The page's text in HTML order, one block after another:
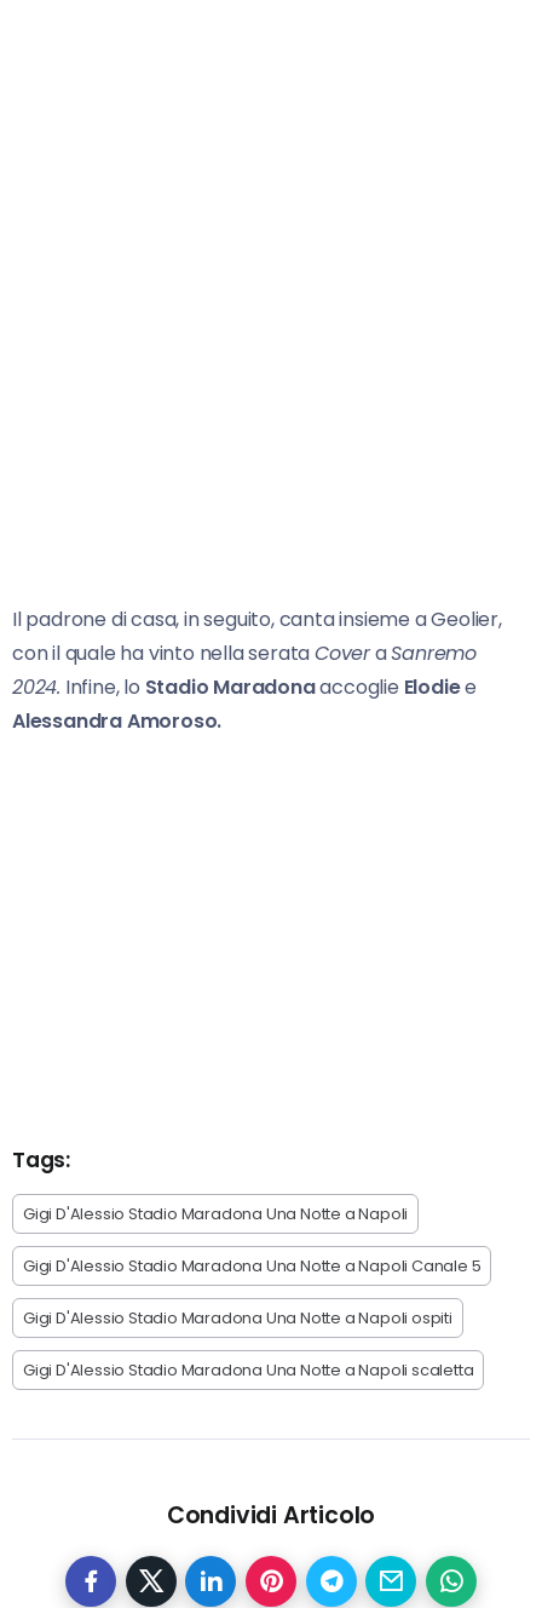
Il padrone di casa, in seguito, canta insieme a Geolier,
con il quale ha vinto nella serataCoveraSanremo
2024. Infine, lo Stadio Maradonaaccoglie Elodiee
Alessandra Amoroso.
Tags:
Gigi D'Alessio Stadio Maradona Una Notte a Napoli
Gigi D'Alessio Stadio Maradona Una Notte a Napoli Canale 5
Gigi D'Alessio Stadio Maradona Una Notte a Napoli ospiti
Gigi D'Alessio Stadio Maradona Una Notte a Napoli scaletta
Condividi Articolo